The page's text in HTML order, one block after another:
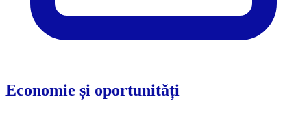
Economie și oportunități